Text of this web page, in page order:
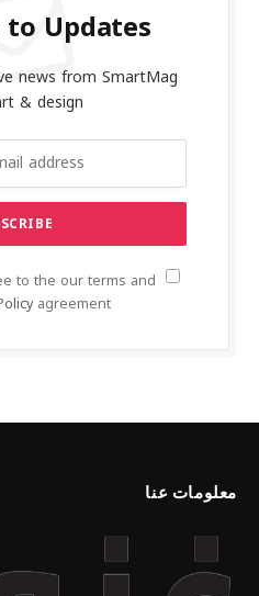
Updates
news from SmartMag
& design.
to the our terms and
agreement.
معلومات عنا